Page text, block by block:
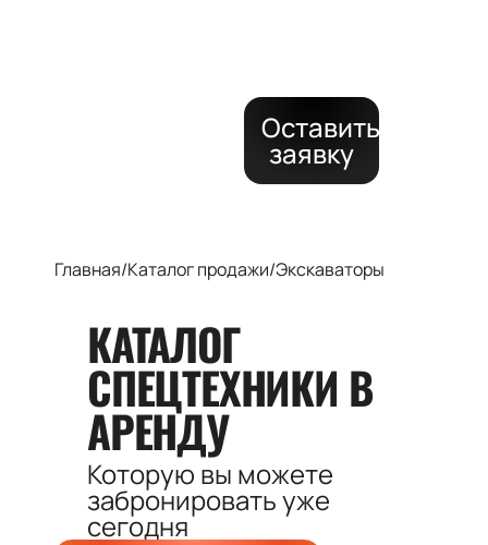
Оставить
заявку
Главная/Каталог продажи/Экскаваторы
КАТАЛОГ
СПЕЦТЕХНИКИ В
АРЕНДУ
Которую вы можете
забронироватьуже
сегодня